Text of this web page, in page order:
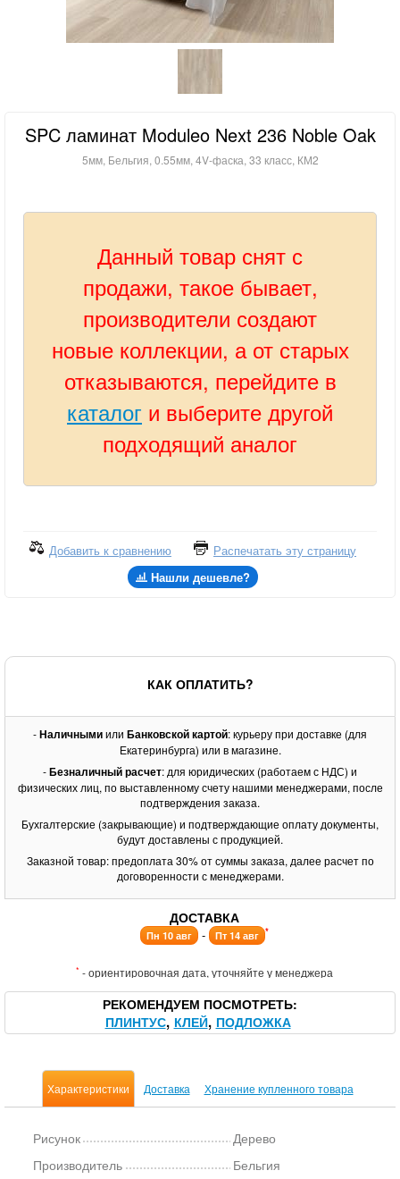
SPC ламинат Moduleo Next 236 Noble Oak
5мм, Бельгия, 0.55мм, 4V-фаска, 33 класс, КМ2
Данный товар снят с
продажи, такое бывает,
производители создают
новые коллекции, а от старых
отказываются, перейдите в
каталог и выберите другой
подходящий аналог
Добавить к сравнению
Распечатать эту страницу
Нашли дешевле?
КАК ОПЛАТИТЬ?
-Наличнымиили Банковской картой: курьеру при доставке (для
Екатеринбурга) или в магазине.
-Безналичный расчет: для юридических (работаем с НДС) и
физических лиц, по выставленному счету нашими менеджерами, после
подтверждения заказа.
Бухгалтерские (закрывающие) и подтверждающие оплату документы,
будут доставлены с продукцией.
Заказной товар: предоплата 30% от суммы заказа, далее расчет по
договоренности с менеджерами.
ДОСТАВКА
Пн 10 авг - Пт 14 авг *
* - ориентировочная дата, уточняйте у менеджера
РЕКОМЕНДУЕМ ПОСМОТРЕТЬ
ПЛИНТУС КЛЕЙ ПОДЛОЖКА
Характеристики Доставка Хранение купленного товара
Рисунок
Дерево
Производитель
Бельгия